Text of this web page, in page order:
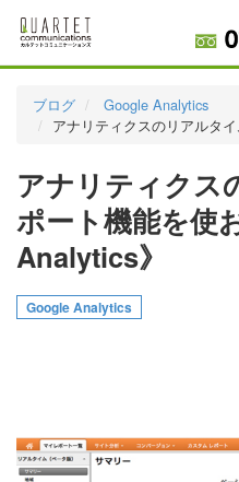
料金表
実績・お客様の声
初めて導入をお考えの方
代理店の乗り換えをお考えの
広告代理店・HP制作会社様へ
お問い合わせ
ブログ
Google Analytics
アナリティクスのリアルタ
アナリティクス
ポート機能を使
Analytics》
Google Analytics